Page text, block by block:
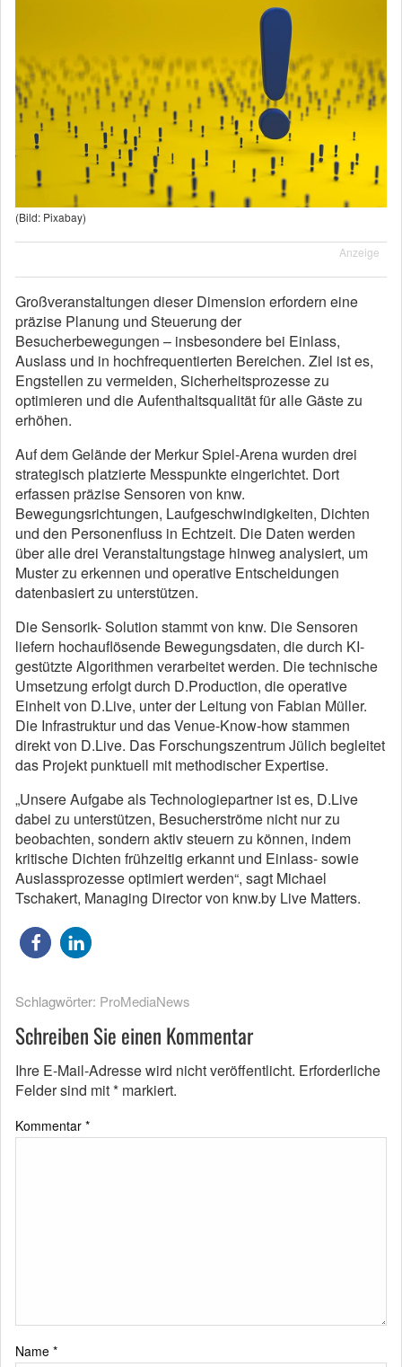
(Bild: Pixabay)
Anzeige
Großveranstaltungen dieser Dimension erfordern eine
präzise Planung und Steuerung der
Besucherbewegungen – insbesondere bei Einlass,
Auslass und in hochfrequentierten Bereichen. Ziel ist es,
Engstellen zu vermeiden, Sicherheitsprozesse zu
optimieren und die Aufenthaltsqualität für alle Gäste zu
erhöhen.
Auf dem Gelände der Merkur Spiel-Arena wurden drei
strategisch platzierte Messpunkte eingerichtet. Dort
erfassen präzise Sensoren von knw.
Bewegungsrichtungen, Laufgeschwindigkeiten, Dichten
und den Personenfluss in Echtzeit. Die Daten werden
über alle drei Veranstaltungstage hinweg analysiert, um
Muster zu erkennen und operative Entscheidungen
datenbasiert zu unterstützen.
Die Sensorik- Solution stammt von knw. Die Sensoren
liefern hochauflösende Bewegungsdaten, die durch KI-
gestützte Algorithmen verarbeitet werden. Die technische
Umsetzung erfolgt durch D.Production, die operative
Einheit von D.Live, unter der Leitung von Fabian Müller.
Die Infrastruktur und das Venue-Know-how stammen
direkt von D.Live. Das Forschungszentrum Jülich begleitet
das Projekt punktuell mit methodischer Expertise.
„Unsere Aufgabe als Technologiepartner ist es, D.Live
dabei zu unterstützen, Besucherströme nicht nur zu
beobachten, sondern aktiv steuern zu können, indem
kritische Dichten frühzeitig erkannt und Einlass- sowie
Auslassprozesse optimiert werden“, sagt Michael
Tschakert, Managing Director von knw.by Live Matters.
Schlagwörter: ProMediaNews
Schreiben Sie einen Kommentar
Ihre E-Mail-Adresse wird nicht veröffentlicht. Erforderliche
Felder sind mit* markiert.
Kommentar *
Name *